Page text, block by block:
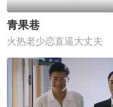
青果巷
火热老少恋直逼大丈夫